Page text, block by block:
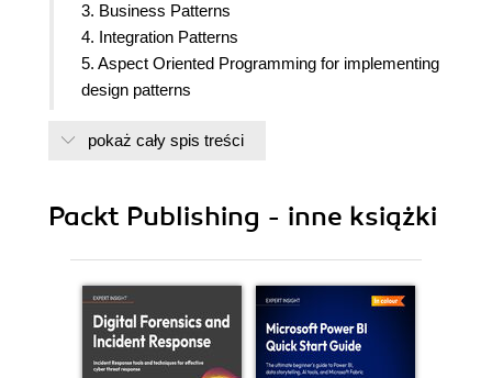
3. Business Patterns
4. Integration Patterns
5. Aspect Oriented Programming for implementing
design patterns
7. Microservice Patterns
10. Deployment Patterns
pokaż cały spis treści
Packt Publishing - inne książki